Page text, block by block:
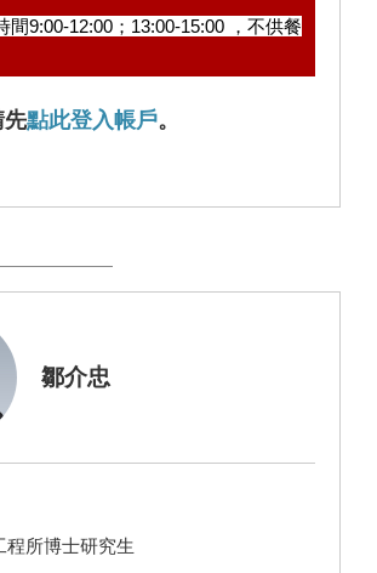
間9:00-12:00；13:00-15:00 ，不供餐
先點此登入帳戶。
鄒介忠
程所博士研究生